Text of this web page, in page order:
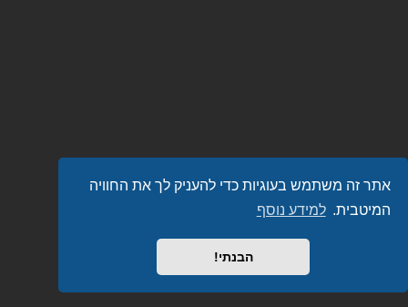
אתר זה משתמש בעוגיות כדי להעניק לך את החוויה
המיטבית. למידע נוסף
הבנתי!